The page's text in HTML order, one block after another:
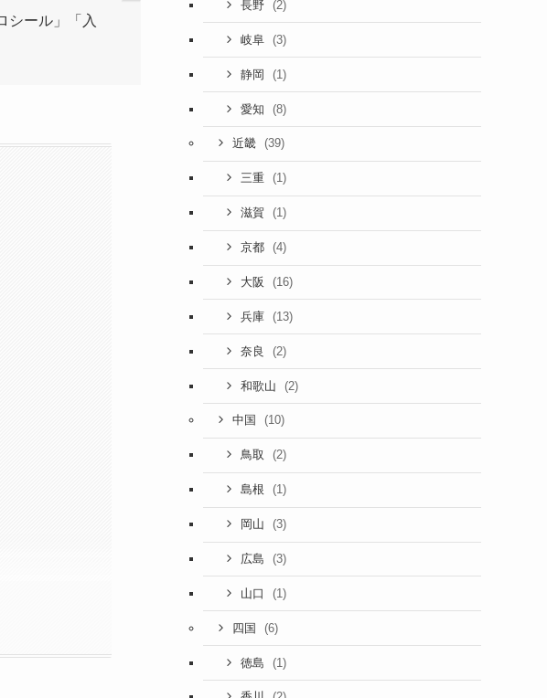
シール」「入
長野 (2)
岐阜 (3)
静岡 (1)
愛知 (8)
近畿 (39)
三重 (1)
滋賀 (1)
京都 (4)
大阪 (16)
兵庫 (13)
奈良 (2)
和歌山 (2)
中国 (10)
鳥取 (2)
島根 (1)
岡山 (3)
広島 (3)
山口 (1)
四国 (6)
徳島 (1)